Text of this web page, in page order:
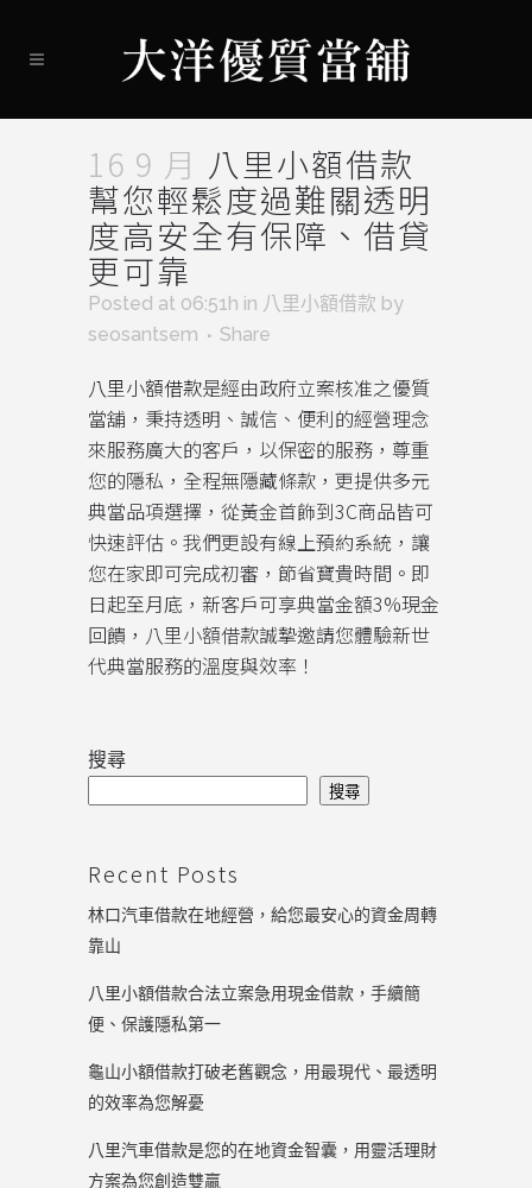
16 9 月 八里小額借款
幫您輕鬆度過難關透明
度高安全有保障、借貸
更可靠
Posted at 06:51h in 八里小額借款 by
seosantsem
Share
八里小額借款是經由政府立案核准之優質
當舖，秉持透明、誠信、便利的經營理念
來服務廣大的客戶，以保密的服務，尊重
您的隱私，全程無隱藏條款，更提供多元
典當品項選擇，從黃金首飾到3C商品皆可
快速評估。我們更設有線上預約系統，讓
您在家即可完成初審，節省寶貴時間。即
日起至月底，新客戶可享典當金額3%現金
回饋，八里小額借款誠摯邀請您體驗新世
代典當服務的溫度與效率！
搜尋
搜尋
Recent Posts
林口汽車借款在地經營，給您最安心的資金周轉
靠山
八里小額借款合法立案急用現金借款，手續簡
便、保護隱私第一
龜山小額借款打破老舊觀念，用最現代、最透明
的效率為您解憂
八里汽車借款是您的在地資金智囊，用靈活理財
方案為您創造雙贏